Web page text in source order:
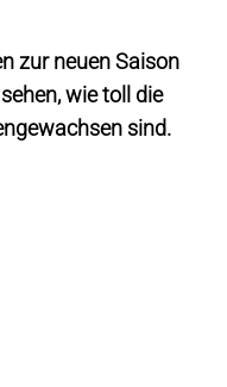
zur neuen Saison
wie toll die
sind.